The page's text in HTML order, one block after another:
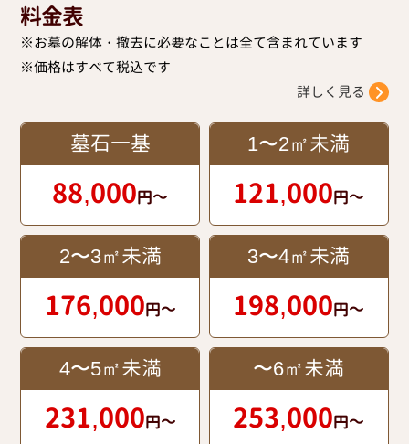
料金表
※お墓の解体・撤去に必要なことは全て含まれています
※価格はすべて税込です
詳しく見る
墓石一基
88,000円～
1〜2㎡未満
121,000円～
2〜3㎡未満
176,000円～
3〜4㎡未満
198,000円～
4〜5㎡未満
231,000円～
〜6㎡未満
253,000円～